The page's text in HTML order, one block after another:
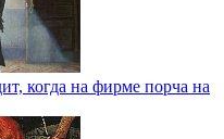
когда на фирме порча на